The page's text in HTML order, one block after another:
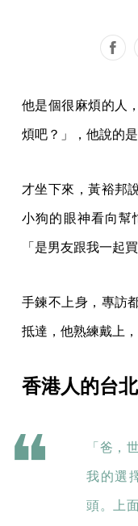
他是個很麻煩的人
煩吧？」，他說的是
才坐下來，黃裕邦
小狗的眼神看向幫
「是男友跟我一起
手鍊不上身，專訪
抵達，他熟練戴上，
香港人的台
「爸，
我的選
頭。上